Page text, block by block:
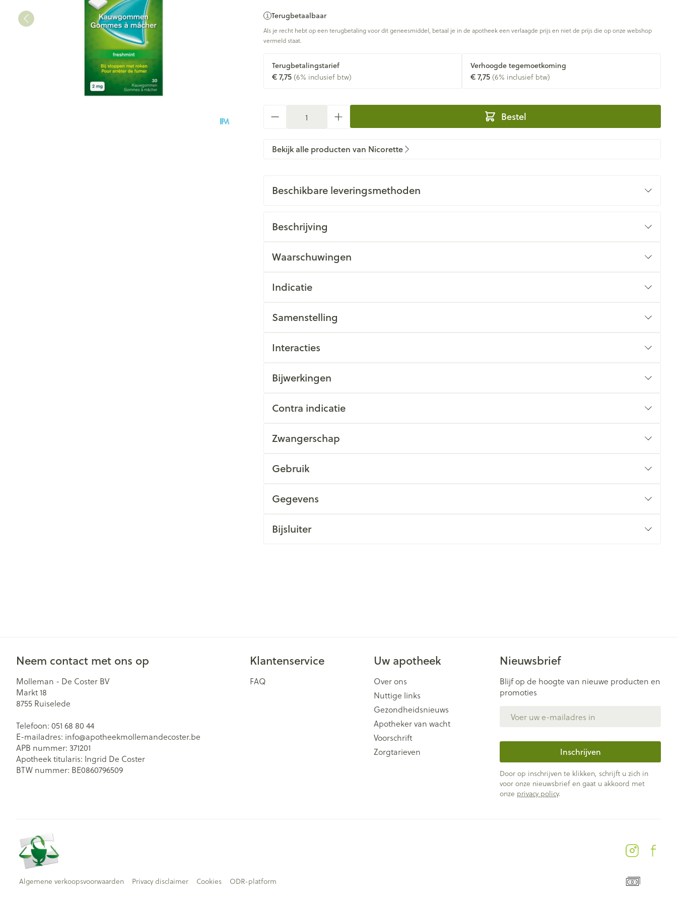
Terugbetaalbaar
Als je recht hebt op een terugbetaling voor dit geneesmiddel, betaal je in de apotheek een verlaagde prijs en niet de prijs die op onze webshop
vermeld staat.
Terugbetalingstarief
€ 7,75 (6% inclusief btw)
Verhoogde tegemoetkoming
€ 7,75 (6% inclusief btw)
Bestel
Bekijk alle producten van Nicorette
Beschikbare leveringsmethoden
Beschrijving
Waarschuwingen
Indicatie
Samenstelling
Interacties
Bijwerkingen
Contra indicatie
Zwangerschap
Gebruik
Gegevens
Bijsluiter
Neem contact met ons op
Molleman - De Coster BV
Markt 18
8755 Ruiselede
Telefoon: 051 68 80 44
E-mailadres: info@apotheekmollemandecoster.be
APB nummer: 371201
Apotheek titularis: Ingrid De Coster
BTW nummer: BE0860796509
Klantenservice
FAQ
Uw apotheek
Over ons
Nuttige links
Gezondheidsnieuws
Apotheker van wacht
Voorschrift
Zorgtarieven
Nieuwsbrief
Blijf op de hoogte van nieuwe producten en
promoties
Inschrijven
Door op inschrijven te klikken, schrijft u zich in
voor onze nieuwsbrief en gaat u akkoord met
onze privacy policy.
Algemene verkoopsvoorwaarden Privacy disclaimer Cookies ODR-platform